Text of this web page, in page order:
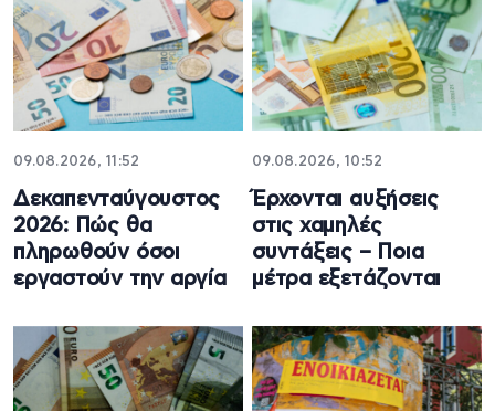
09.08.2026, 11:52
Δεκαπενταύγουστος
2026: Πώς θα
πληρωθούν όσοι
εργαστούν την αργία
09.08.2026, 10:52
Έρχονται αυξήσεις
στις χαμηλές
συντάξεις – Ποια
μέτρα εξετάζονται